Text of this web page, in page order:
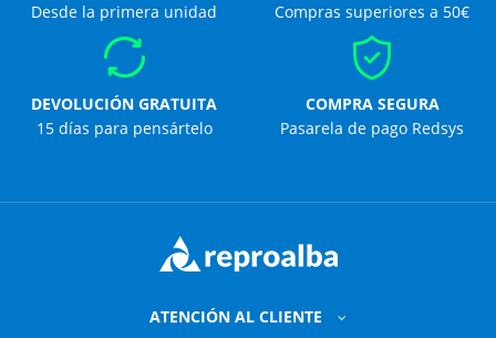
Desde la primera unidad
Compras superiores a 50€
DEVOLUCIÓN GRATUITA
15 días para pensártelo
COMPRA SEGURA
Pasarela de pago Redsys
ATENCIÓN AL CLIENTE